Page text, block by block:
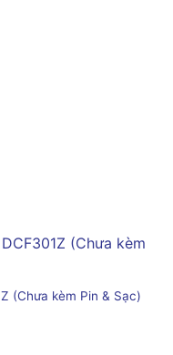
(Chưa kèm Pin & Sạc)